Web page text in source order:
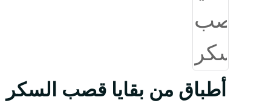
أطباق من بقايا قصب السكر